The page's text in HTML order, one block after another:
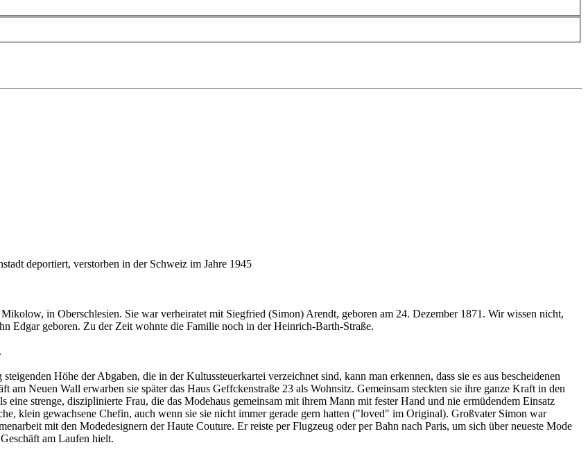
deportiert, verstorben in der Schweiz im Jahre 1945
in Oberschlesien. Sie war verheiratet mit Siegfried (Simon) Arendt, geboren am 24. Dezember 1871. Wir wissen nicht,
Edgar geboren. Zu der Zeit wohnte die Familie noch in der Heinrich-Barth-Straße.
Höhe der Abgaben, die in der Kultussteuerkartei verzeichnet sind, kann man erkennen, dass sie es aus bescheidenen
am Neuen Wall erwarben sie später das Haus Geffckenstraße 23 als Wohnsitz. Gemeinsam steckten sie ihre ganze Kraft in den
strenge, disziplinierte Frau, die das Modehaus gemeinsam mit ihrem Mann mit fester Hand und nie ermüdendem Einsatz
klein gewachsene Chefin, auch wenn sie sie nicht immer gerade gern hatten ("loved" im Original). Großvater Simon war
mit den Modedesignern der Haute Couture. Er reiste per Flugzeug oder per Bahn nach Paris, um sich über neueste Mode
am Laufen hielt.